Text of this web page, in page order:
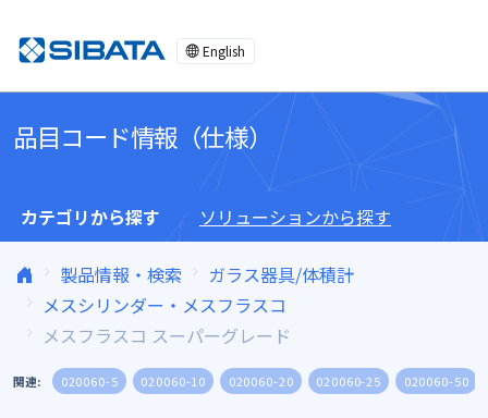
English
品目コード情報（仕様）
カテゴリから探す ソリューションから探す
製品情報・検索
ガラス器具/体積計
メスシリンダー・メスフラスコ
メスフラスコ スーパーグレード
関連: 020060-5 020060-10 020060-20 020060-25 020060-50